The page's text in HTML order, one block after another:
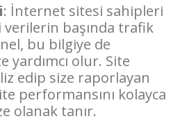
: İnternet sitesi sahipleri
verilerin başında trafik
bu bilgiye de
yardımcı olur. Site
edip size raporlayan
performansını kolayca
olanak tanır.